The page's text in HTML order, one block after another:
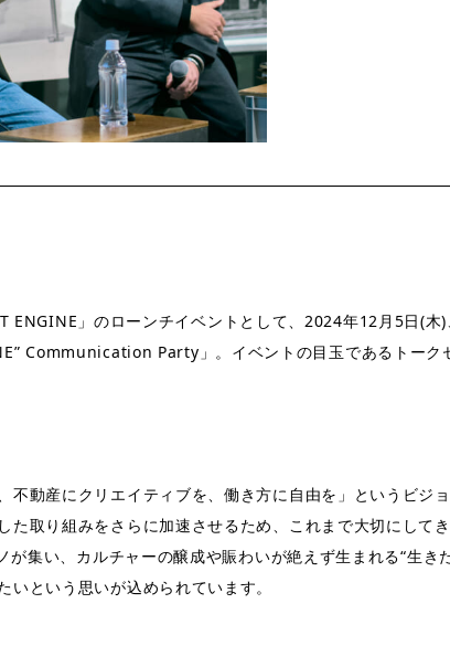
ENGINE」のローンチイベントとして、2024年12月5日(木
Communication Party」。イベントの目玉であるトーク
不動産にクリエイティブを、働き⽅に⾃由を」というビジ
た取り組みをさらに加速させるため、これまで大切にして
集い、カルチャーの醸成や賑わいが絶えず⽣まれる“⽣き
という思いが込められています。